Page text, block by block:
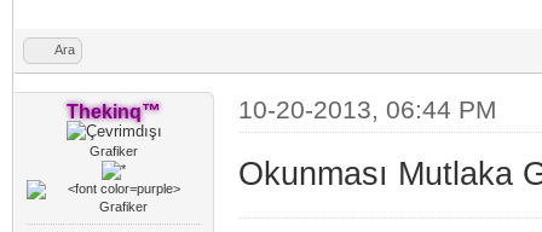
Ara
Thekinq™
Grafiker
10-20-2013, 06:44 PM
Okunması Mutlaka